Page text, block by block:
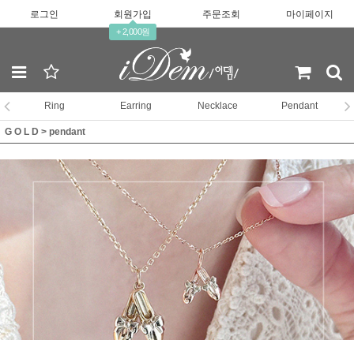
로그인 회원가입
+ 2,000원
주문조회 마이페이지
Ring Earring Necklace Pendant
G O L D > pendant